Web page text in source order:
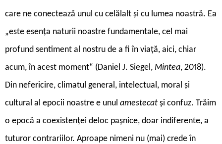
care ne conectează unul cu celălalt și cu lumea noastră. Ea
„este esența naturii noastre fundamentale, cel mai
profund sentiment al nostru de a fi în viață, aici, chiar
acum, în acest moment“ (Daniel J. Siegel, Mintea, 2018).
Din nefericire, climatul general, intelectual, moral și
cultural al epocii noastre e unul amestecat și confuz. Trăim
o epocă a coexistenței deloc pașnice, doar indiferente, a
tuturor contrariilor. Aproape nimeni nu (mai) crede în